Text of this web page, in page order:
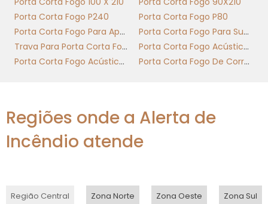
momento crítico.
Segurança integrada ao fluxo
operacional
com ensaios que comprovam tempo de
vedação e isolamento térmico. Instalada em
rotas de fuga, ela mantém
facilidade de integração a sistemas de
Porta Corta Fogo P240
Porta Corta Fogo P80
Porta Corta Fogo Para Apartamento
Porta Corta Fogo Para Subestação
Trava Para Porta Corta Fogo
Porta Corta Fogo Acústica Nível 1
Porta Corta Fogo Acústica Nível 2
Porta Corta Fogo De Correr Industrial
Regiões onde a Alerta de
Incêndio atende
Região Central Zona Norte Zona Oeste Zona Sul